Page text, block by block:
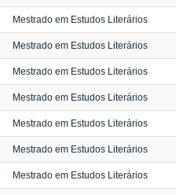
Mestrado em Estudos Literários
Mestrado em Estudos Literários
Mestrado em Estudos Literários
Mestrado em Estudos Literários
Mestrado em Estudos Literários
Mestrado em Estudos Literários
Mestrado em Estudos Literários